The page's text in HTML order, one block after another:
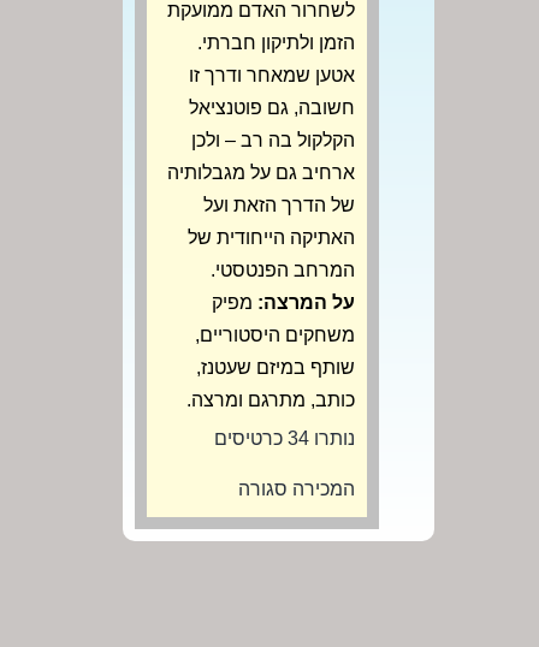
לשחרור האדם ממועקת
הזמן ולתיקון חברתי.
אטען שמאחר ודרך זו
חשובה, גם פוטנציאל
הקלקול בה רב – ולכן
ארחיב גם על מגבלותיה
של הדרך הזאת ועל
האתיקה הייחודית של
המרחב הפנטסטי.
על המרצה: מפיק
משחקים היסטוריים,
שותף במיזם שעטנז,
כותב, מתרגם ומרצה.
נותרו 34 כרטיסים
המכירה סגורה